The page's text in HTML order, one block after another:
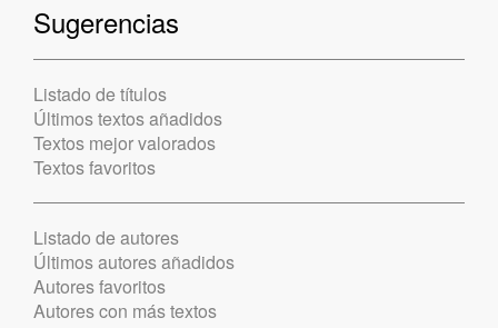
Sugerencias
Listado de títulos
Últimos textos añadidos
Textos mejor valorados
Textos favoritos
Listado de autores
Últimos autores añadidos
Autores favoritos
Autores con más textos